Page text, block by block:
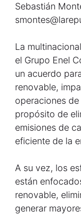
Sebastián
La
el Grupo Enel
un acuerdo
renovable,
operaciones
propósito de
emisiones de
eficiente de la
A su vez, los
están
renovable,
generar